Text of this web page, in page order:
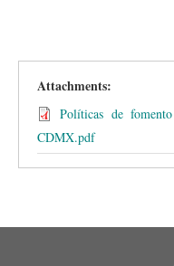
Attachments:
Políticas de
CDMX.pdf